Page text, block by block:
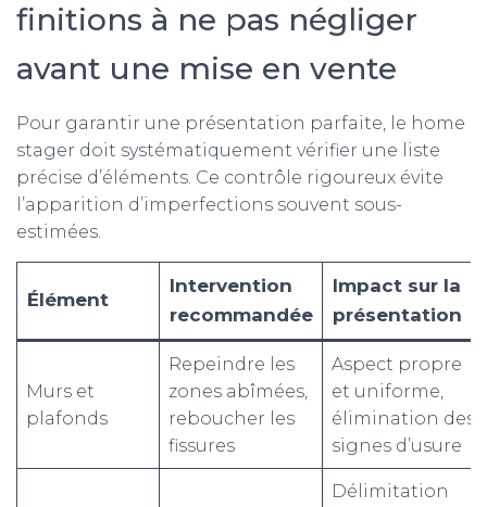
finitions à ne pas négliger
avant une mise en vente
Pour garantir une présentation parfaite, le home
stager doit systématiquement vérifier une liste
précise d’éléments. Ce contrôle rigoureux évite
l’apparition d’imperfections souvent sous-
estimées.
Élément
Intervention
recommandée
Impact sur la
présentation
Murs et
plafonds
Repeindre les
zones abîmées,
reboucher les
fissures
Aspect propre
et uniforme,
élimination des
signes d’usure
Délimitation